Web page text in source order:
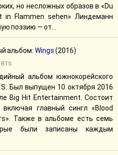
но несложных образов в «Du
Flammen sehen» Линдеманн
поэзию — от...
альбом: Wings(2016)
BTS
альбом южнокорейского
Был выпущен 10 октября 2016
Big Hit Entertainment. Состоит
главный сингл «Blood
Также в альбоме есть семь
были записаны каждым